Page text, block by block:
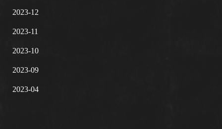
2023-12
2023-11
2023-10
2023-09
2023-04